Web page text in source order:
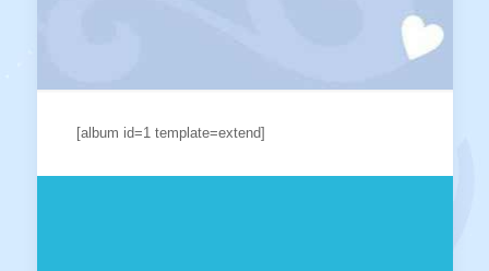
[album id=1 template=extend]